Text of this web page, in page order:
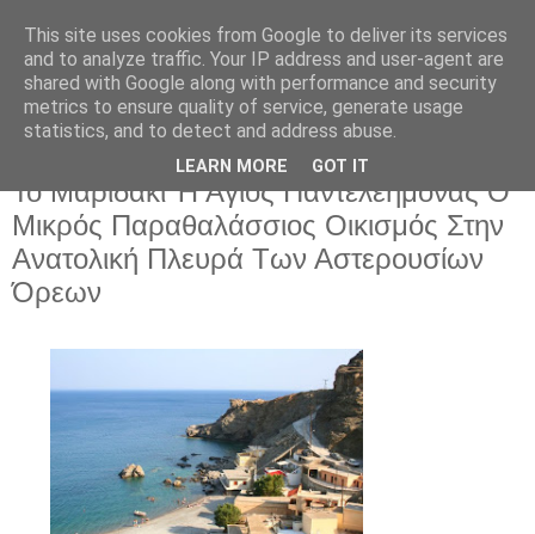
Κυριακή 27 Ιουλίου 2025
Το Μαριδάκι Ή Άγιος Παντελεήμονας Ο
Μικρός Παραθαλάσσιος Οικισμός Στην
Ανατολική Πλευρά Των Αστερουσίων
Όρεων
This site uses cookies from Google to deliver its services
and to analyze traffic. Your IP address and user-agent are
shared with Google along with performance and security
metrics to ensure quality of service, generate usage
statistics, and to detect and address abuse.
LEARN MORE GOT IT